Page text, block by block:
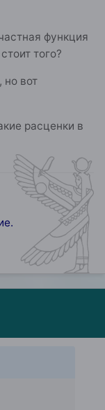
функция
того?
вот
расценки в